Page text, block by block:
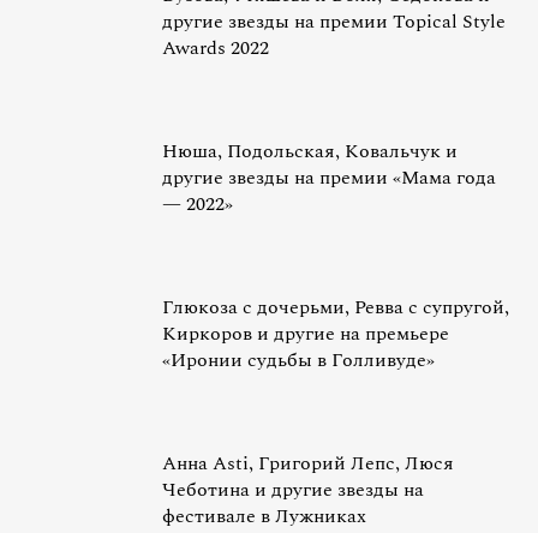
другие звезды на премии Topical Style
Awards 2022
Нюша, Подольская, Ковальчук и
другие звезды на премии «Мама года
— 2022»
Глюкоза с дочерьми, Ревва с супругой,
Киркоров и другие на премьере
«Иронии судьбы в Голливуде»
Анна Asti, Григорий Лепс, Люся
Чеботина и другие звезды на
фестивале в Лужниках